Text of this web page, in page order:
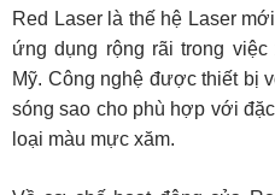
Red Laser là thế hệ Laser
ứng dụng rộng rãi trong
Mỹ. Công nghệ được thiết bị
sóng sao cho phù hợp với
loại màu mực xăm.